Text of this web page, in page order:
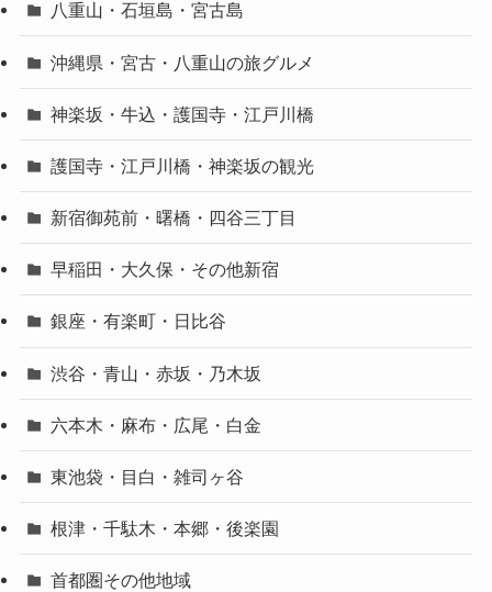
八重山・石垣島・宮古島
沖縄県・宮古・八重山の旅グルメ
神楽坂・牛込・護国寺・江戸川橋
護国寺・江戸川橋・神楽坂の観光
新宿御苑前・曙橋・四谷三丁目
早稲田・大久保・その他新宿
銀座・有楽町・日比谷
渋谷・青山・赤坂・乃木坂
六本木・麻布・広尾・白金
東池袋・目白・雑司ヶ谷
根津・千駄木・本郷・後楽園
首都圏その他地域